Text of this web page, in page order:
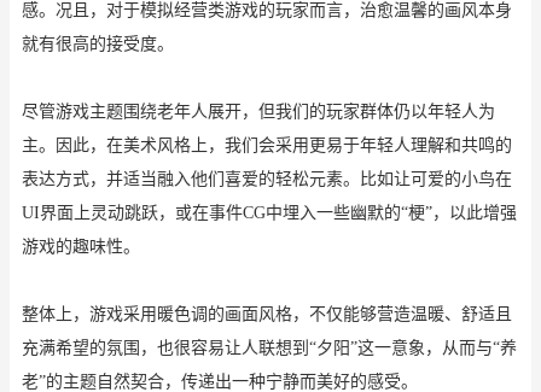
感。况且，对于模拟经营类游戏的玩家而言，治愈温馨的画风本身
就有很高的接受度。
尽管游戏主题围绕老年人展开，但我们的玩家群体仍以年轻人为
主。因此，在美术风格上，我们会采用更易于年轻人理解和共鸣的
表达方式，并适当融入他们喜爱的轻松元素。比如让可爱的小鸟在
UI界面上灵动跳跃，或在事件CG中埋入一些幽默的“梗”，以此增强
游戏的趣味性。
整体上，游戏采用暖色调的画面风格，不仅能够营造温暖、舒适且
充满希望的氛围，也很容易让人联想到 “夕阳”这一意象，从而与“养
老”的主题自然契合，传递出一种宁静而美好的感受。